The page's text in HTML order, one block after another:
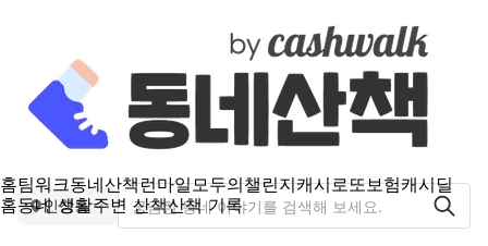
홈팀워크동네산책런마일모두의챌린지캐시로또보험캐시딜
홈동네 생활주변 산책산책 기록
인창동